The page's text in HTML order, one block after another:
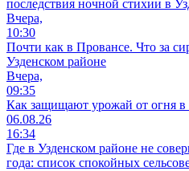
последствия ночной стихии в
Вчера,
10:30
Почти как в Провансе. Что за
Узденском районе
Вчера,
09:35
Как защищают урожай от огня в
06.08.26
16:34
Где в Узденском районе не
года: список спокойных